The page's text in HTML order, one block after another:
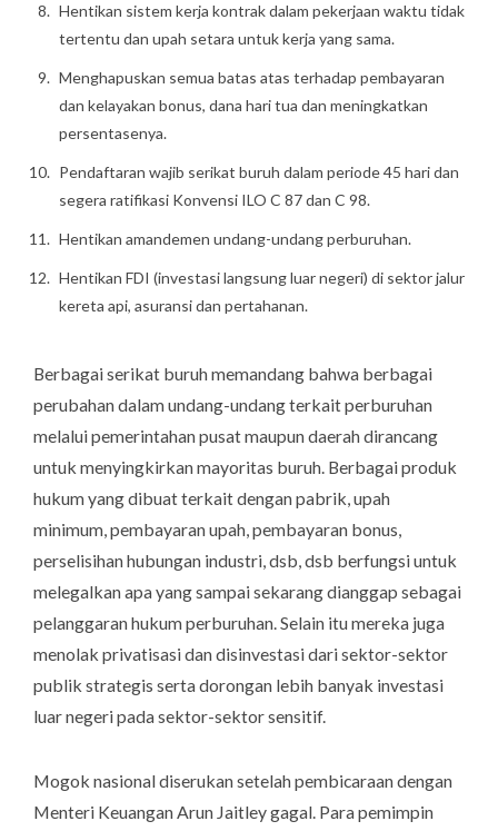
Hentikan sistem kerja kontrak dalam pekerjaan waktu tidak
tertentu dan upah setara untuk kerja yang sama.
Menghapuskan semua batas atas terhadap pembayaran
dan kelayakan bonus, dana hari tua dan meningkatkan
persentasenya.
Pendaftaran wajib serikat buruh dalam periode 45 hari dan
segera ratifikasi Konvensi ILO C 87 dan C 98.
Hentikan amandemen undang-undang perburuhan.
Hentikan FDI (investasi langsung luar negeri) di sektor jalur
kereta api, asuransi dan pertahanan.
Berbagai serikat buruh memandang bahwa berbagai
perubahan dalam undang-undang terkait perburuhan
melalui pemerintahan pusat maupun daerah dirancang
untuk menyingkirkan mayoritas buruh. Berbagai produk
hukum yang dibuat terkait dengan pabrik, upah
minimum, pembayaran upah, pembayaran bonus,
perselisihan hubungan industri, dsb, dsb berfungsi untuk
melegalkan apa yang sampai sekarang dianggap sebagai
pelanggaran hukum perburuhan. Selain itu mereka juga
menolak privatisasi dan disinvestasi dari sektor-sektor
publik strategis serta dorongan lebih banyak investasi
luar negeri pada sektor-sektor sensitif.
Mogok nasional diserukan setelah pembicaraan dengan
Menteri Keuangan Arun Jaitley gagal. Para pemimpin